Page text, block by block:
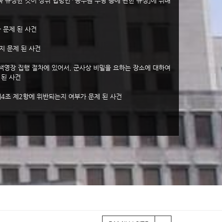
문제 된 사건
문제 된 사건
장 집행 절차에 있어서, 군사상 비밀을 요하는 장소에 대하여
사건
조 제2항에 위반되는지 여부가 문제 된 사건